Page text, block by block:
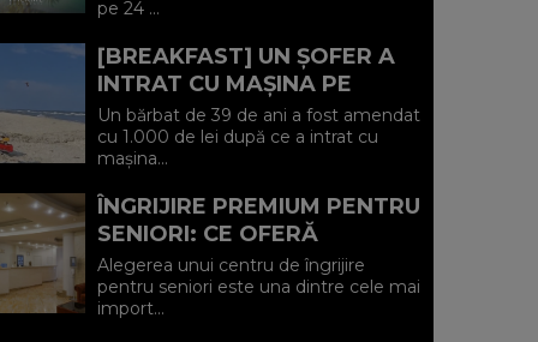
IULIE (P)...
pe 24 ...
[BREAKFAST] UN ȘOFER A
INTRAT CU MAȘINA PE
PLAJA DIN VADU ȘI A FOST
AMENDAT.
Un bărbat de 39 de ani a fost amendat
cu 1.000 de lei după ce a intrat cu
mașina...
ÎNGRIJIRE PREMIUM PENTRU
SENIORI: CE OFERĂ
CENTRUL AFFINITY LIFE
CARE (P)
Alegerea unui centru de îngrijire
pentru seniori este una dintre cele mai
import...